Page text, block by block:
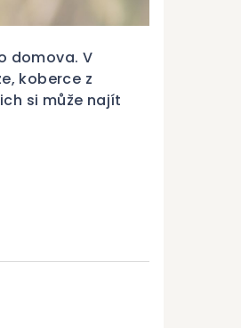
domova. V
koberce z
si může najít